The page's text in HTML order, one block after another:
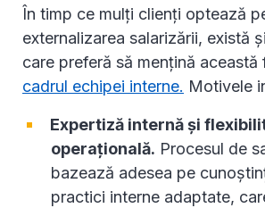
În timp ce mulți clienți optează
externalizarea salarizării, există
care preferă să mențină această
cadrul echipei interne. Motivele
Expertiză internă și
operațională. Procesul de
bazează adesea pe
practici interne adaptate,